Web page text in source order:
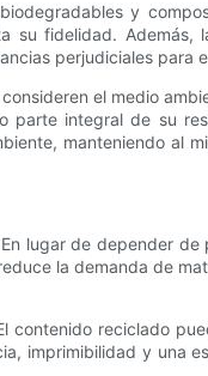
y
fidelidad. Además,
perjudiciales para
el medio
integral de su
manteniendo al
lugar de depender
la demanda de
reciclado
imprimibilidad y una